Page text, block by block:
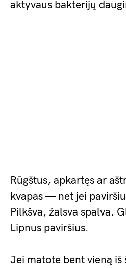
aktyvaus bakterijų
Rūgštus, apkartęs ar
kvapas — net jei
Pilkšva, žalsva spalva.
Lipnus paviršius.
Jei matote bent vieną